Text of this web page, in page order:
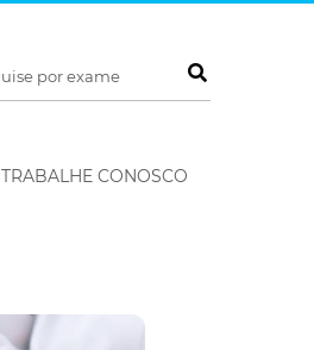
TRABALHE CONOSCO